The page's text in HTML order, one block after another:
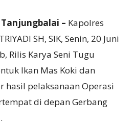
Tanjungbalai – Kapolres
SH, SIK, Senin, 20 Juni
Rilis Karya Seni Tugu
Ikan Mas Koki dan
hasil pelaksanaan Operasi
di depan Gerbang